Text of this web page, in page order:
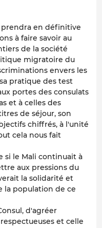
prendra en définitive
à faire savoir au
de la société
migratoire du
envers les
pratique des test
portes des consulats
et à celles des
de séjour, son
chiffrés, à l'unité
cela nous fait
si le Mali continuait à
aux pressions du
la solidarité et
la population de ce
d'agréer
et celle